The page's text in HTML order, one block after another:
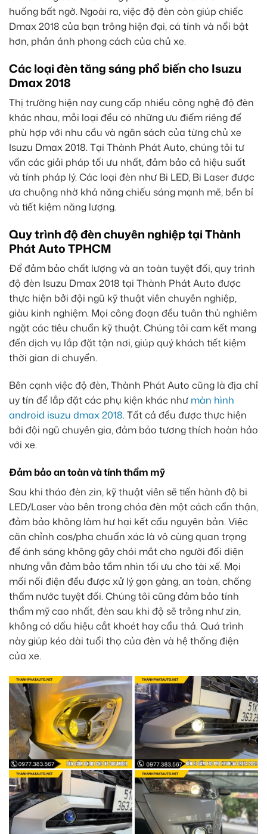
huống bất ngờ. Ngoài ra, việc độ đèn còn giúp chiếc
Dmax 2018 của bạn trông hiện đại, cá tính và nổi bật
hơn, phản ánh phong cách của chủ xe.
Các loại đèn tăng sáng phổ biến cho Isuzu
Dmax 2018
Thị trường hiện nay cung cấp nhiều công nghệ độ đèn
khác nhau, mỗi loại đều có những ưu điểm riêng để
phù hợp với nhu cầu và ngân sách của từng chủ xe
Isuzu Dmax 2018. Tại Thành Phát Auto, chúng tôi tư
vấn các giải pháp tối ưu nhất, đảm bảo cả hiệu suất
và tính pháp lý. Các loại đèn như Bi LED, Bi Laser được
ưa chuộng nhờ khả năng chiếu sáng mạnh mẽ, bền bỉ
và tiết kiệm năng lượng.
Quy trình độ đèn chuyên nghiệp tại Thành
Phát Auto TPHCM
Để đảm bảo chất lượng và an toàn tuyệt đối, quy trình
độ đèn Isuzu Dmax 2018 tại Thành Phát Auto được
thực hiện bởi đội ngũ kỹ thuật viên chuyên nghiệp,
giàu kinh nghiệm. Mọi công đoạn đều tuân thủ nghiêm
ngặt các tiêu chuẩn kỹ thuật. Chúng tôi cam kết mang
đến dịch vụ lắp đặt tận nơi, giúp quý khách tiết kiệm
thời gian di chuyển.
Bên cạnh việc độ đèn, Thành Phát Auto cũng là địa chỉ
uy tín để lắp đặt các phụ kiện khác như màn hình
android isuzu dmax 2018. Tất cả đều được thực hiện
bởi đội ngũ chuyên gia, đảm bảo tương thích hoàn hảo
với xe.
Đảm bảo an toàn và tính thẩm mỹ
Sau khi tháo đèn zin, kỹ thuật viên sẽ tiến hành độ bi
LED/Laser vào bên trong chóa đèn một cách cẩn thận,
đảm bảo không làm hư hại kết cấu nguyên bản. Việc
căn chỉnh cos/pha chuẩn xác là vô cùng quan trọng
để ánh sáng không gây chói mắt cho người đối diện
nhưng vẫn đảm bảo tầm nhìn tối ưu cho tài xế. Mọi
mối nối điện đều được xử lý gọn gàng, an toàn, chống
thấm nước tuyệt đối. Chúng tôi cũng đảm bảo tính
thẩm mỹ cao nhất, đèn sau khi độ sẽ trông như zin,
không có dấu hiệu cắt khoét hay cẩu thả. Quá trình
này giúp kéo dài tuổi thọ của đèn và hệ thống điện
của xe.